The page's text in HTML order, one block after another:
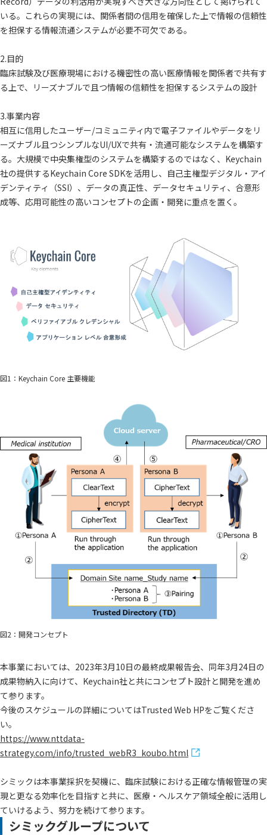
いる。これらの実現には、関係者間の信用を確保した上で情報の信頼性
を担保する情報流通システムが必要不可欠である。
2.目的
臨床試験及び医療現場における機密性の高い医療情報を関係者で共有す
る上で、リーズナブルで且つ情報の信頼性を担保するシステムの設計
3.事業内容
相互に信用したユーザー/コミュニティ内で電子ファイルやデータをリ
ーズナブル且つシンプルなUI/UXで共有・流通可能なシステムを構築す
る。大規模で中央集権型のシステムを構築するのではなく、Keychain
社の提供するKeychain Core SDKを活用し、自己主権型デジタル・アイ
デンティティ（SSI）、データの真正性、データセキュリティ、合意形
成等、応用可能性の高いコンセプトの企画・開発に重点を置く。
図1：Keychain Core 主要機能
図2：開発コンセプト
本事業においては、2023年3月10日の最終成果報告会、同年3月24日の
成果物納入に向けて、Keychain社と共にコンセプト設計と開発を進め
て参ります。
今後のスケジュールの詳細についてはTrusted Web HPをご覧くださ
い。
https://www.nttdata-
strategy.com/info/trusted_webR3_koubo.html
シミックは本事業採択を契機に、臨床試験における正確な情報管理の実
現と更なる効率化を目指すと共に、医療・ヘルスケア領域全般に活用し
ていけるよう、努力を続けて参ります。
シミックグループについて